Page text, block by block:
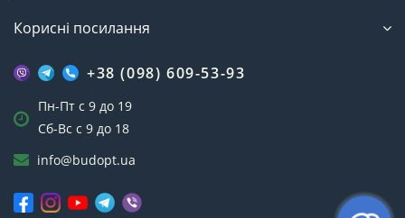
Корисні посилання
+38 (098) 609-53-93
Пн-Пт с 9 до 19
Сб-Вс с 9 до 18
info@budopt.ua